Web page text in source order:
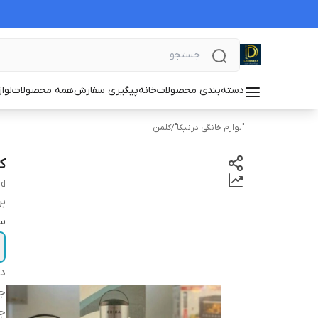
دسته‌بندی محصولاتخانهپیگیری سفارشهمه محصولات
"لوازم خانگی درنیکا"/کلمن